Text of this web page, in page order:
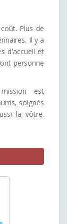
Plus de
Il y a
d'accueil et
personne
est
soignés
la vôtre.